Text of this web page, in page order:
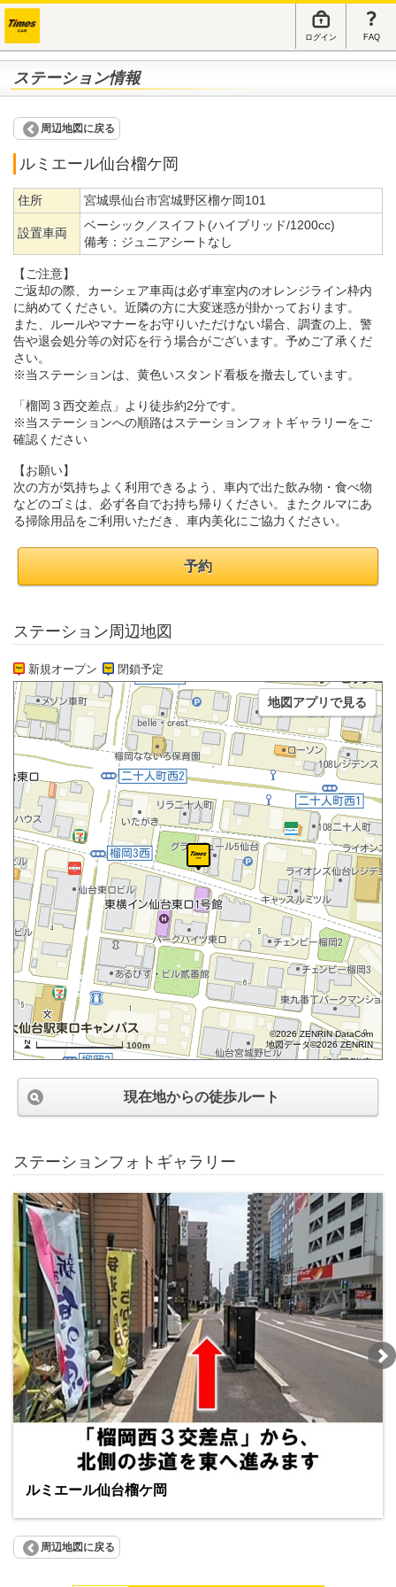
ログイン FAQ
ステーション情報
周辺地図に戻る
ルミエール仙台榴ケ岡
住所 宮城県仙台市宮城野区榴ケ岡101
設置車両
ベーシック／スイフト(ハイブリッド/1200cc)
備考： ジュニアシートなし
【ご注意】
ご返却の際、カーシェア車両は必ず車室内のオレンジライン枠内
に納めてください。近隣の方に大変迷惑が掛かっております。
また、ルールやマナーをお守りいただけない場合、調査の上、警
告や退会処分等の対応を行う場合がございます。予めご了承くだ
さい。
※当ステーションは、黄色いスタンド看板を撤去しています。
「榴岡３西交差点」より徒歩約2分です。
※当ステーションへの順路はステーションフォトギャラリーをご
確認ください
【お願い】
次の方が気持ちよく利用できるよう、車内で出た飲み物・食べ物
などのゴミは、必ず各自でお持ち帰りください。またクルマにあ
る掃除用品をご利用いただき、車内美化にご協力ください。
予約
ステーション周辺地図
新規オープン 閉鎖予定
100m
©2026 ZENRIN DataCom
地図データ©2026 ZENRIN
地図アプリで見る
現在地からの徒歩ルート
ステーションフォトギャラリー
ルミエール仙台榴ケ岡
周辺地図に戻る